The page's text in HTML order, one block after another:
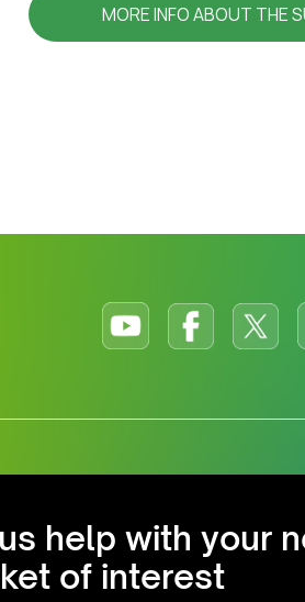
MORE INFO ABOUT THE
help with your
of interest